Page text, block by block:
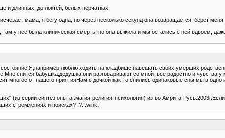
и длинных, до локтей, белых перчатках.
мама, я бегу одна, но через несколько секунд она возвращается, берёт
у неё была клиническая смерть, но она выжила и мы остались с ней вдвоём,
ходить на кладбище,навещать своих умерших
снится бабушка,дедушка,они разговаривают со мной ,все радостно и чувства у
многое от нашего приятияНам с дочкой как-то снились одинаковые сны мы в
(из серии синтез опыта :магия-религия-психология) из-во Амрита-
стремлениях и поисках? :?: :wink: